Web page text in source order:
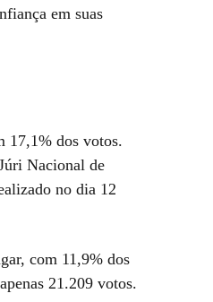
em suas
17,1% dos votos.
Nacional de
no dia 12
com 11,9% dos
21.209 votos.